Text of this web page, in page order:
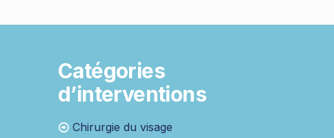
Catégories
d’interventions
Chirurgie du visage